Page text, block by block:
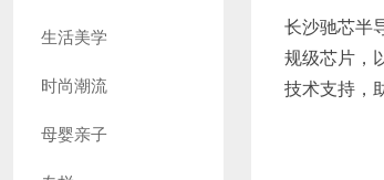
生活美学
时尚潮流
母婴亲子
长沙驰芯半
规级芯片，
技术支持，